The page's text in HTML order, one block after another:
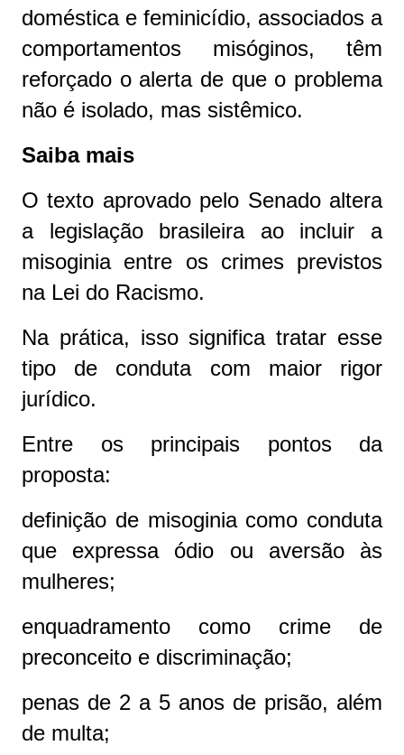
doméstica e feminicídio, associados a
comportamentos misóginos, têm
reforçado o alerta de que o problema
não é isolado, mas sistêmico.
Saiba mais
O texto aprovado pelo Senado altera
a legislação brasileira ao incluir a
misoginia entre os crimes previstos
na Lei do Racismo.
Na prática, isso significa tratar esse
tipo de conduta com maior rigor
jurídico.
Entre os principais pontos da
proposta:
definição de misoginia como conduta
que expressa ódio ou aversão às
mulheres;
enquadramento como crime de
preconceito e discriminação;
penas de 2 a 5 anos de prisão, além
de multa;